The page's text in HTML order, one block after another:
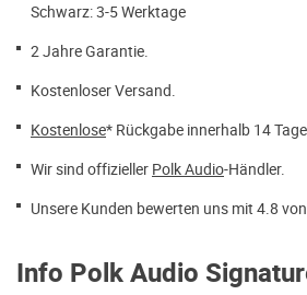
Schwarz: 3-5 Werktage
2 Jahre Garantie.
Kostenloser Versand.
Kostenlose* Rückgabe innerhalb 14
Wir sind offizieller Polk Audio-Händler.
Unsere Kunden bewerten uns mit 4.8
Info Polk Audio